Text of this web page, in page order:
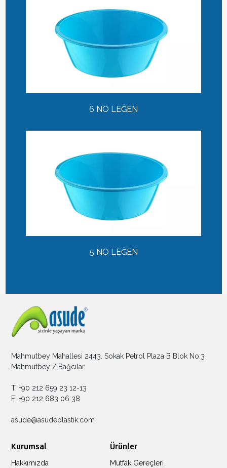
6 NO LEĞEN
5 NO LEĞEN
Mahmutbey Mahallesi 2443. Sokak Petrol Plaza B Blok No:3
Mahmutbey / Bağcılar
T: +90 212 659 23 12-13
F: +90 212 683 06 38
asude@asudeplastik.com
Kurumsal
Hakkımızda
Ürünler
Mutfak Gereçleri